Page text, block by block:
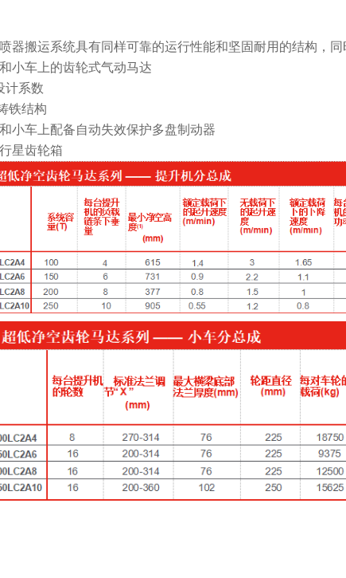
器搬运系统具有同样可靠的运行性能和坚固耐用的结构，同
小车上的齿轮式气动马达
计系数
铁结构
小车上配备自动失效保护多盘制动器
星齿轮箱